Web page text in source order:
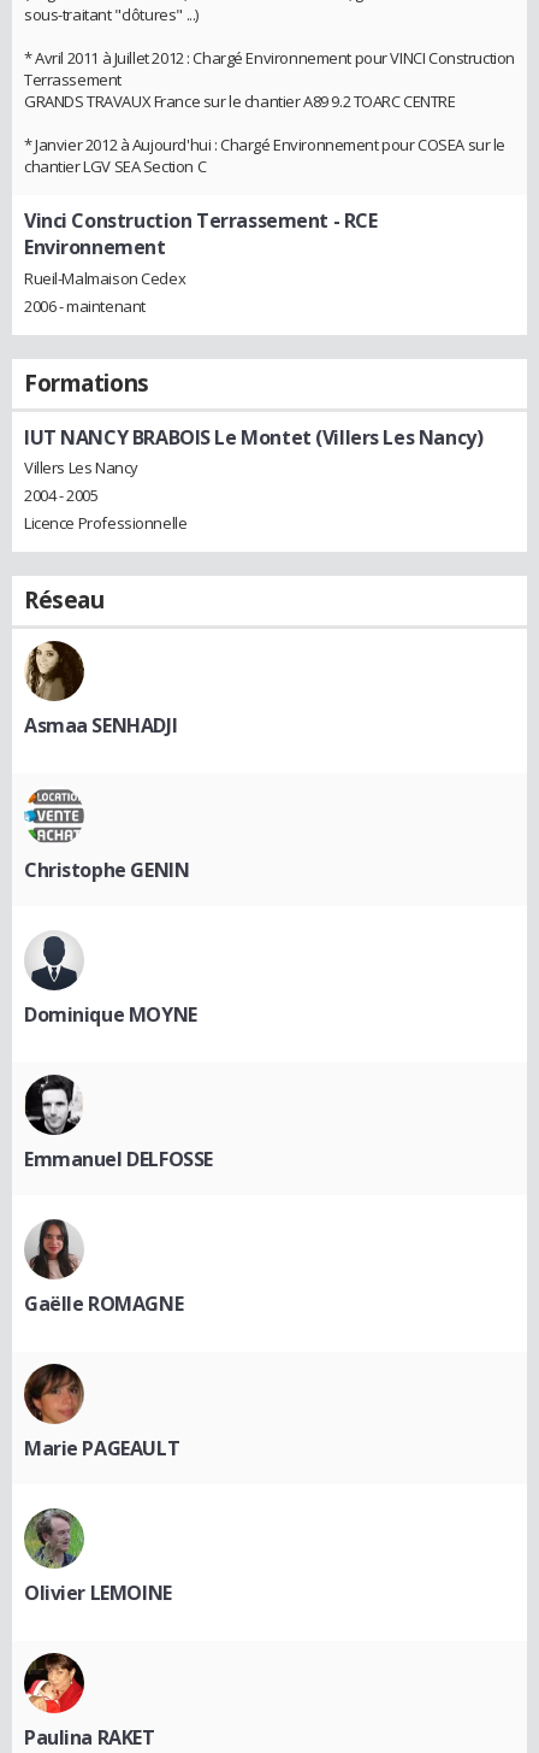
sous-traitant "clôtures" ...)
* Avril 2011 à Juillet 2012 : Chargé Environnement pour VINCI Construction
Terrassement
GRANDS TRAVAUX France sur le chantier A89 9.2 TOARC CENTRE
* Janvier 2012 à Aujourd'hui : Chargé Environnement pour COSEA sur le
chantier LGV SEA Section C
Vinci Construction Terrassement - RCE
Environnement
Rueil-Malmaison Cedex
2006 - maintenant
Formations
IUT NANCY BRABOIS Le Montet (Villers Les Nancy)
Villers Les Nancy
2004 - 2005
Licence Professionnelle
Réseau
Asmaa SENHADJI
Christophe GENIN
Dominique MOYNE
Emmanuel DELFOSSE
Gaëlle ROMAGNE
Marie PAGEAULT
Olivier LEMOINE
Paulina RAKET